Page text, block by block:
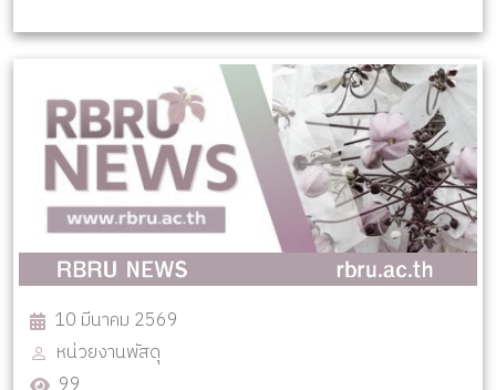
10 มีนาคม 2569
หน่วยงานพัสดุ